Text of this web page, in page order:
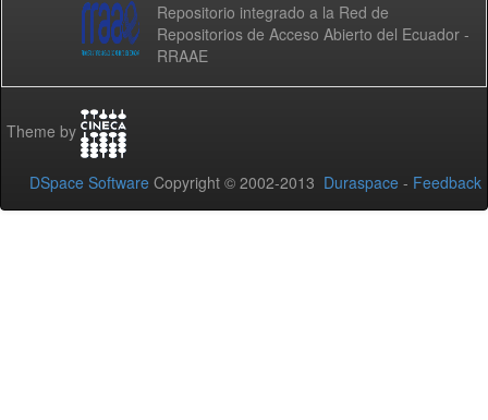
Repositorio integrado a la Red de
Repositorios de Acceso Abierto del Ecuador -
RRAAE
Theme by
DSpace Software Copyright © 2002-2013 Duraspace - Feedback